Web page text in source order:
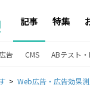
記事 特集
告 CMS ABテスト・
Web広告・広告効果